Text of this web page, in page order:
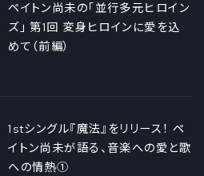
ペイトン尚未の「並行多元ヒロイン
ズ」 第1回 変身ヒロインに愛を込
めて（前編）
1stシングル『魔法』をリリース！ ペ
イトン尚未が語る、音楽への愛と歌
への情熱①